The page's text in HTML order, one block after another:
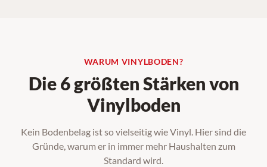
WARUM VINYLBODEN?
Die 6 größten Stärken von
Vinylboden
Kein Bodenbelag ist so vielseitig wie Vinyl. Hier sind die
Gründe, warum er in immer mehr Haushalten zum
Standard wird.